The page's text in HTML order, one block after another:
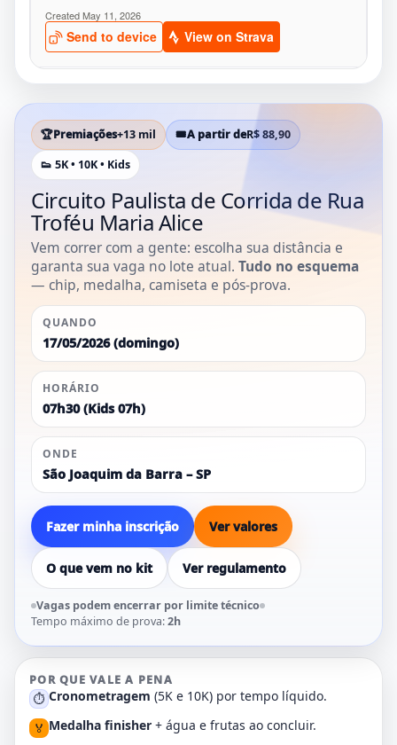
🏆Premiações+13 mil 🎟️A partir deR$ 88,90
👟 5K • 10K • Kids
Circuito Paulista de Corrida de Rua
Troféu Maria Alice
Vem correr com a gente: escolha sua distância e
garanta sua vaga no lote atual. Tudo no esquema
— chip, medalha, camiseta e pós-prova.
QUANDO
17/05/2026 (domingo)
HORÁRIO
07h30 (Kids 07h)
ONDE
São Joaquim da Barra – SP
Fazer minha inscrição Ver valores
O que vem no kit Ver regulamento
Vagas podem encerrar por limite técnico
Tempo máximo de prova:2h
POR QUE VALE A PENA
⏱️ Cronometragem (5K e 10K) por tempo líquido.
🏅 Medalha finisher + água e frutas ao concluir.